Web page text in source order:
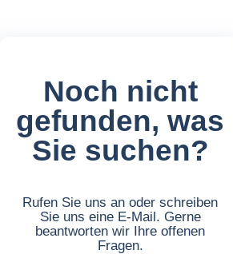
Noch nicht
gefunden, was
Sie suchen?
Rufen Sie uns an oder schreiben
Sie uns eine E-Mail. Gerne
beantworten wir Ihre offenen
Fragen.